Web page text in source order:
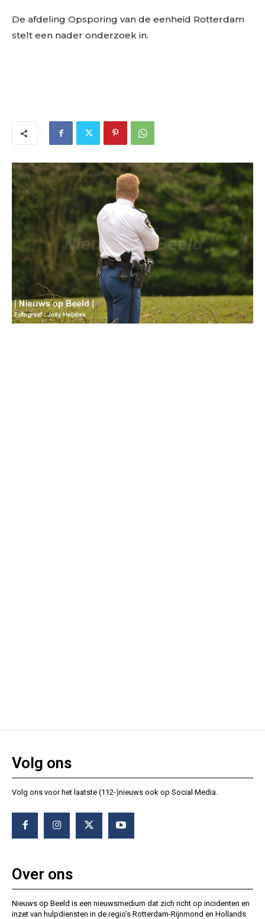
De afdeling Opsporing van de eenheid Rotterdam
stelt een nader onderzoek in.
Volg ons
Volg ons voor het laatste (112-)nieuws ook op Social Media.
Over ons
Nieuws op Beeld is een nieuwsmedium dat zich richt op incidenten en
inzet van hulpdiensten in de regio’s Rotterdam-Rijnmond en Hollands